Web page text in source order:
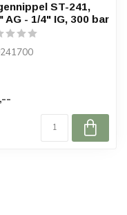
ST-241,
AG - 1/4" IG, 300 bar